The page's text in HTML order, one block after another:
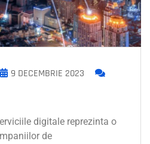
9 DECEMBRIE 2023
digitale reprezinta o
de